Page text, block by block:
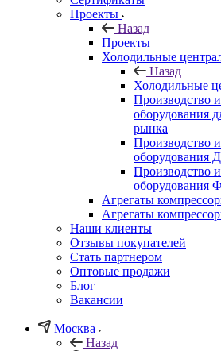
Проекты
Назад
Проекты
Холодильные
Назад
Холодильные
Производство
оборудования
рынка
Производство
оборудования
Производство
оборудования
Агрегаты
Агрегаты
Наши клиенты
Отзывы покупателей
Стать партнером
Оптовые продажи
Блог
Вакансии
Москва
Назад